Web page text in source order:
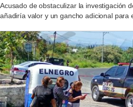
Acusado de obstaculizar la investigación
añadiría valor y un gancho adicional para